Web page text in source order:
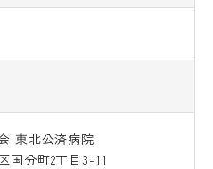
東北公済病院
国分町2丁目3-11